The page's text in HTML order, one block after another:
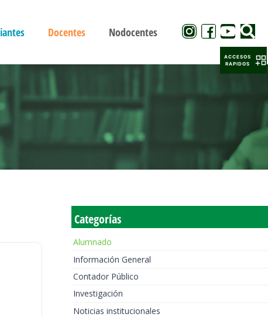
Docentes Nodocentes
Categorías
Alumnado
Información General
Contador Público
Investigación
Noticias institucionales
ACCESOS
RAPIDOS